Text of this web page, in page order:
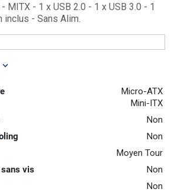
MITX - 1 x USB 2.0 - 1 x USB 3.0 - 1
inclus - Sans Alim.
keyboard_arrow_down
Micro-ATX
Mini-ITX
Non
Non
Moyen Tour
vis
Non
Non